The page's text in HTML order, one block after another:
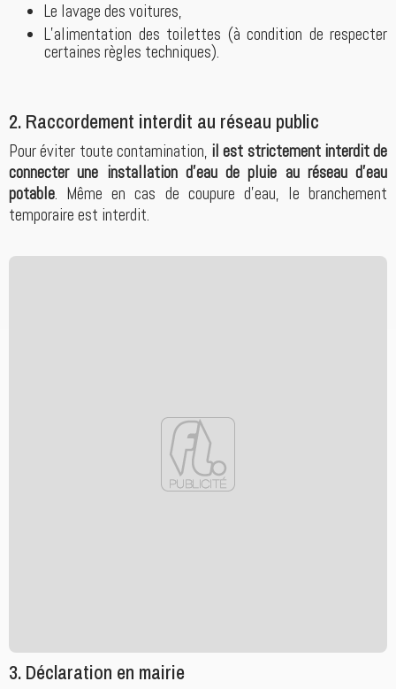
Le lavage des voitures,
L’alimentation des toilettes (à condition de respecter
certaines règles techniques).
2. Raccordement interdit au réseau public
Pour éviter toute contamination, il est strictement interdit de
connecter une installation d’eau de pluie au réseau d’eau
potable. Même en cas de coupure d’eau, le branchement
temporaire est interdit.
3. Déclaration en mairie